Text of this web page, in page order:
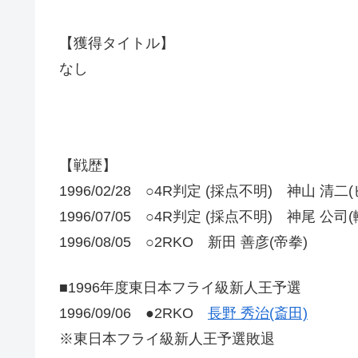
【獲得タイトル】
なし
【戦歴】
1996/02/28 ○4R判定 (採点不明) 神山 清二(
1996/07/05 ○4R判定 (採点不明) 神尾 公司(
1996/08/05 ○2RKO 新田 善彦(帝拳)
■1996年度東日本フライ級新人王予選
1996/09/06 ●2RKO 長野 秀治(斎田)
※東日本フライ級新人王予選敗退